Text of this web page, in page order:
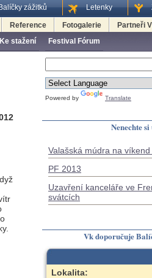
Letenky
zážitků
Ke stažení Festival Fórum
Reference Fotogalerie Partneři
Powered by Translate
Nenechte
Valašská múdra na
PF 2013
Uzavření kanceláře ve
svátcích
Vk doporučuje
Lokalita: